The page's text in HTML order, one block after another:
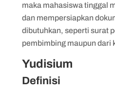
maka mahasiswa tinggal
dan mempersiapkan
dibutuhkan, seperti surat
pembimbing maupun dari
Yudisium
Definisi